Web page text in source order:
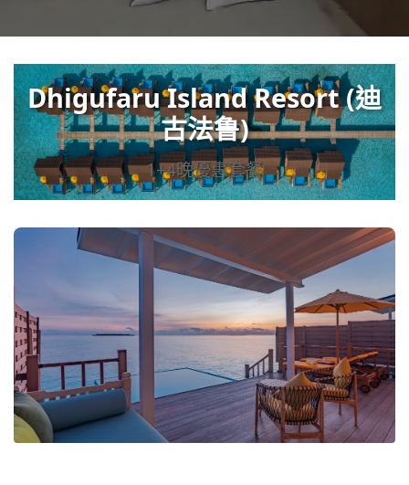
Dhigufaru Island Resort (迪
古法鲁)
1+4晚優惠套餐